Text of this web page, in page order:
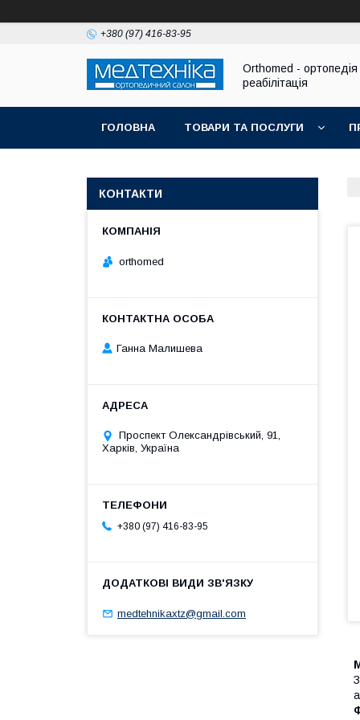
+380 (97) 416-83-95
Orthomed - ортопедія
реабілітація
ГОЛОВНА ТОВАРИ ТА ПОСЛУГИ
КОНТАКТИ
orthomed
Ганна Малишева
Проспект Олександрівський, 91,
Харків, Україна
+380 (97) 416-83-95
medtehnikaxtz@gmail.com